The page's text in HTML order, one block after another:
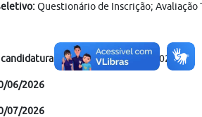
Questionário de Inscrição; Avaliação
20/05/2026 às 30/05/2026
06/2026
07/2026